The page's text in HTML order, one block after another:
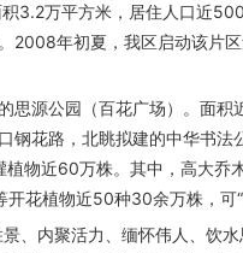
万平方米，居住人口近
2008年初夏，我区启动该片
源公园（百花广场）。面积
钢花路，北眺拟建的中华书
物近60万株。其中，高大乔
花植物近50种30余万株，可“
内聚活力、缅怀伟人、饮水